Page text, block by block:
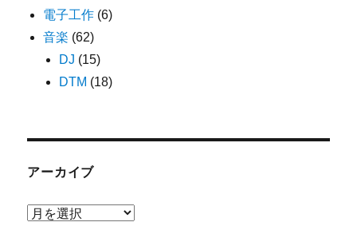
電子工作 (6)
音楽 (62)
DJ (15)
DTM (18)
アーカイブ
ア